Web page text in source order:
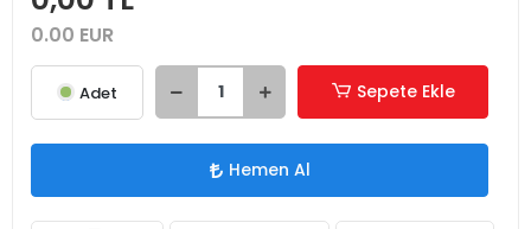
0.00 EUR
Adet Sepete Ekle
Hemen Al